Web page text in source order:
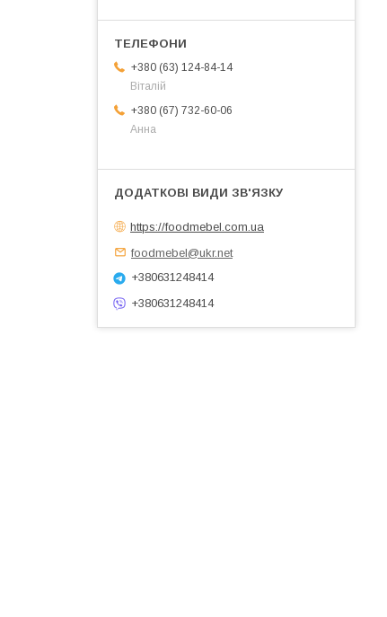
+380 (63) 124-84-14
Віталій
+380 (67) 732-60-06
Анна
https://foodmebel.com.ua
foodmebel@ukr.net
+380631248414
+380631248414